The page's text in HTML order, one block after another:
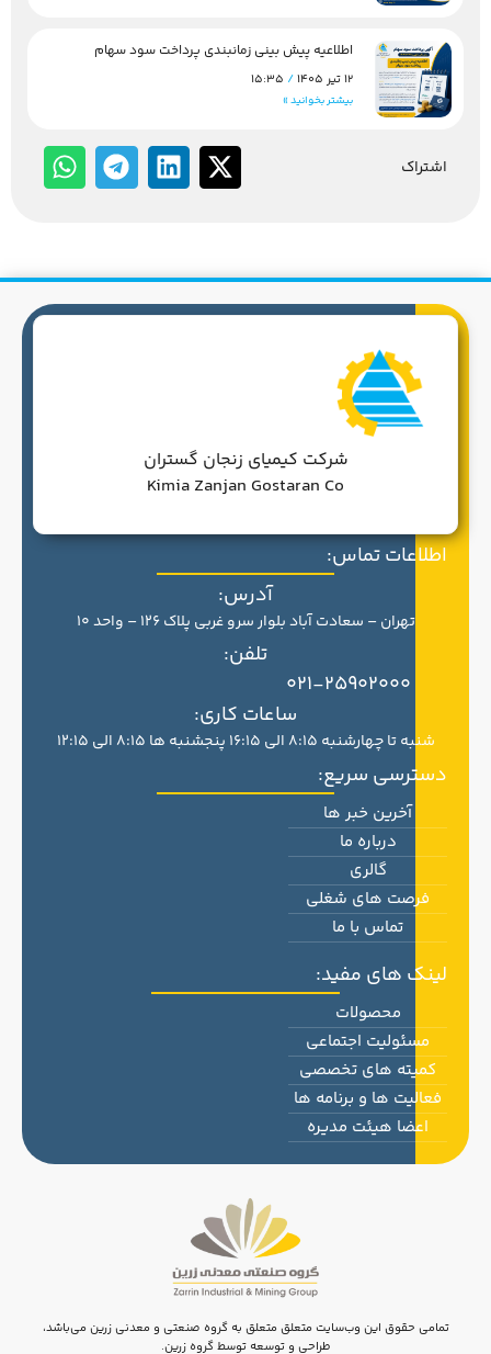
اشتراک
اطلاعیه پیش بینی زمانبندی پرداخت سود سهام
12 تیر 1405
بیشتر بخوانید »
اطلاعات تماس:
آدرس:
تهران – سعادت آباد بلوار سرو غربی پلاک 126 – واحد 10
تلفن:
021-25902000
ساعات کاری:
شنبه تا چهارشنبه 8:15 الی 16:15 پنجشنبه ها 8:15 الی 12:15
دسترسی سریع:
آخرین خبر ها
درباره ما
گالری
فرصت های شغلی
تماس با ما
لینک های مفید:
محصولات
مسئولیت اجتماعی
کمیته های تخصصی
فعالیت ها و برنامه ها
اعضا هیئت مدیره
شرکت کیمیای زنجان گستران
Kimia Zanjan Gostaran Co
تمامی حقوق این وب‌سایت متعلق متعلق به گروه صنعتی و معدنی زرین می‌باشد،
طراحی و توسعه توسط گروه زرین.